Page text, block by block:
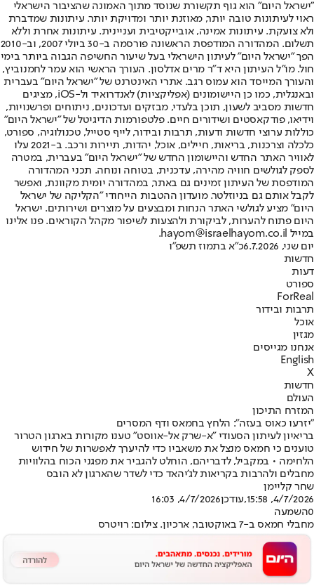
"ישראל היום" הוא גוף תקשורת שנוסד מתוך האמונה שהציבור הישראלי
ראוי לעיתונות טובה יותר, מאוזנת יותר ומדויקת יותר. עיתונות שמדברת
ולא צועקת. עיתונות אמינה, אובייקטיבית ועניינית. עיתונות אחרת וללא
תשלום. המהדורה המודפסת הראשונה פורסמה ב-30 ביולי 2007, וב-2010
הפך "ישראל היום" לעיתון הישראלי בעל שיעור החשיפה הגבוה ביותר בימי
חול. מו"ל העיתון היא ד"ר מרים אדלסון. העורך הראשי הוא עמר לחמנוביץ,
והעורך המייסד הוא עמוס רגב. אתרי האינטרנט של "ישראל היום" בעברית
ובאנגלית, כמו כן היישומונים (אפליקציות) לאנדרואיד ול-iOS, מציגים
חדשות מסביב לשעון, תוכן בלעדי, מבזקים ועדכונים, ניתוחים ופרשנויות,
וידיאו, פודקאסטים ושידורים חיים. פלטפורמות הדיגיטל של "ישראל היום"
כוללות ערוצי חדשות ודעות, תרבות ובידור, לייף סטייל, טכנולוגיה, ספורט,
כלכלה וצרכנות, בריאות, חיילים, אוכל, יהדות, תיירות ורכב. ב-2021 עלו
לאוויר האתר החדש והיישומון החדש של "ישראל היום" בעברית, במטרה
לספק לגולשים חוויה מהירה, עדכנית, בטוחה ונוחה. תכני המהדורה
המודפסת של העיתון זמינים גם באתר, במהדורה יומית מקוונת, ואפשר
לקבל אותם גם בניוזלטר. מועדון ההטבות הייחודי "הקליקה של ישראל
היום" מציע לגולשי האתר הנחות ומבצעים על מוצרים ושירותים. ישראל
היום פתוח להערות, לביקורת ולהצעות לשיפור מקהל הקוראים. פנו אלינו
במייל hayom@israelhayom.co.il.
יום שני, 6.7.2026
כ"א בתמוז תשפ"ו
חדשות
דעות
ספורט
ForReal
תרבות ובידור
אוכל
מגזין
אנחנו מגייסים
English
X
חדשות
העולם
המזרח התיכון
"יזרעו כאוס בעזה": הלחץ בחמאס ודף המסרים
בריאיון לעיתון הסעודי "א-שרק אל-אווסט" טענו מקורות בארגון הטרור
טוענים כי חמאס מנצל את משאביו כדי להיערך לאפשרות של חידוש
הלחימה • במקביל, לדבריהם, הוחלט להגביר את מפגני הכוח בהלוויות
מחבלים ולהרבות בקריאות לג'יהאד כדי לשדר שהארגון לא הובס
שחר קליימן
4/7/2026, 15:58
,עודכן4/7/2026, 16:03
0השמעה
מחבלי חמאס ב-7 באוקטובר, ארכיון. צילום: רויטרס